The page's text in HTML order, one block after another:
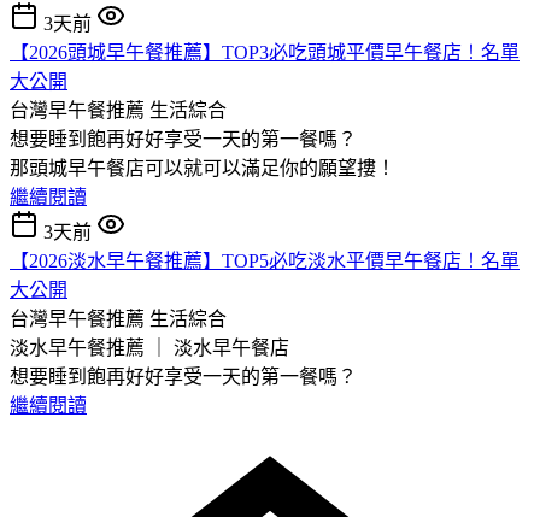
3天前
【2026頭城早午餐推薦】TOP3必吃頭城平價早午餐店！名單
大公開
台灣早午餐推薦 生活綜合
想要睡到飽再好好享受一天的第一餐嗎？
那頭城早午餐店可以就可以滿足你的願望摟！
繼續閱讀
3天前
【2026淡水早午餐推薦】TOP5必吃淡水平價早午餐店！名單
大公開
台灣早午餐推薦 生活綜合
淡水早午餐推薦 ｜ 淡水早午餐店
想要睡到飽再好好享受一天的第一餐嗎？
繼續閱讀